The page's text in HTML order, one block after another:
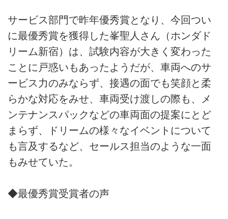
サービス部門で昨年優秀賞となり、今回つい
に最優秀賞を獲得した峯聖人さん（ホンダド
リーム新宿）は、試験内容が大きく変わった
ことに戸惑いもあったようだが、車両へのサ
ービス力のみならず、接遇の面でも笑顔と柔
らかな対応をみせ、車両受け渡しの際も、メ
ンテナンスパックなどの車両面の提案にとど
まらず、ドリームの様々なイベントについて
も言及するなど、セールス担当のような一面
もみせていた。
◆最優秀賞受賞者の声